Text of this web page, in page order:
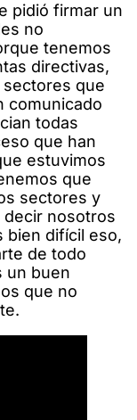
pidió firmar un
no
tenemos
directivas,
que
comunicado
todas
que han
estuvimos
que
sectores y
nosotros
bien difícil eso,
de todo
un buen
que no